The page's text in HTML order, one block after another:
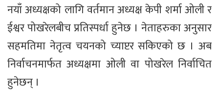
नयाँ अध्यक्षको लागि वर्तमान अध्यक्ष केपी शर्मा ओली र
ईश्वर पोखरेलबीच प्रतिस्पर्धा हुनेछ । नेताहरुका अनुसार
सहमतिमा नेतृत्व चयनको च्याप्टर सकिएको छ । अब
निर्वाचनमार्फत अध्यक्षमा ओली वा पोखरेल निर्वाचित
हुनेछन् ।